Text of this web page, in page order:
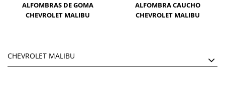
ALFOMBRAS DE GOMA
CHEVROLET MALIBU
ALFOMBRA CAUCHO
CHEVROLET MALIBU
CHEVROLET MALIBU